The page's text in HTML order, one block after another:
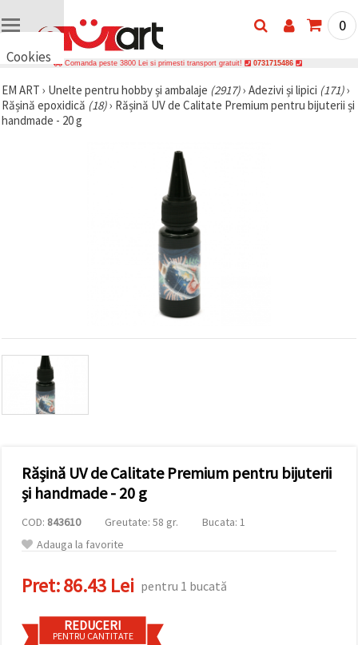
Cookies
vrem să vă
oferim
câteva
vizitele.
Puteți fi de
acord să
utilizați
toate
site!" Sau să
vă indicați
preferințele
în setări
selectând
cookie -uri
pe butonul
"Salvați"
Аcceptati
0
Comanda peste 3800 Lei si primesti transport gratuit! 0731715486
EM ART › Unelte pentru hobby și ambalaje (2917)› Adezivi și lipici (171)›
Rășină epoxidică (18)› Rășină UV de Calitate Premium pentru bijuterii și
handmade - 20 g
Rășină UV de Calitate Premium pentru bijuterii
și handmade - 20 g
COD: 843610 Greutate: 58 gr.
Bucata: 1
Adauga la favorite
Pret:86.43 Lei pentru 1 bucată
REDUCERI
PENTRU CANTITATE